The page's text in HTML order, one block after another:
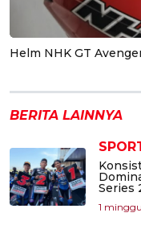
Helm NHK GT
BERITA LAINNYA
Series
1 minggu